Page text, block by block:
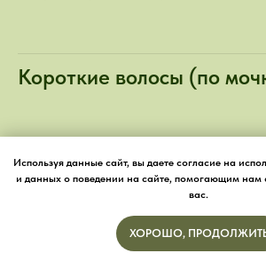
Короткие волосы (по
Средняя длина (по
Длинные волосы (от плеч
Используя данные сайт, вы даете согласие на
и данных о поведении на сайте, помогающим нам
вас.
ХОРОШО,